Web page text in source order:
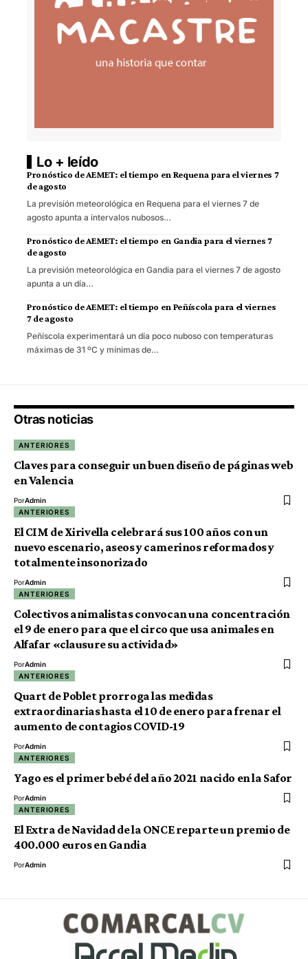
Lo + leído
Pronóstico de AEMET: el tiempo en Requena para el viernes 7
de agosto
La previsión meteorológica en Requena para el viernes 7 de
agosto apunta a intervalos nubosos…
Pronóstico de AEMET: el tiempo en Gandia para el viernes 7
de agosto
La previsión meteorológica en Gandia para el viernes 7 de agosto
apunta a un día…
Pronóstico de AEMET: el tiempo en Peñíscola para el viernes
7 de agosto
Peñíscola experimentará un día poco nuboso con temperaturas
máximas de 31 ºC y mínimas de…
Otras noticias
ANTERIORES
Claves para conseguir un buen diseño de páginas web
en Valencia
PorAdmin
ANTERIORES
El CIM de Xirivella celebrará sus 100 años con un
nuevo escenario, aseos y camerinos reformados y
totalmente insonorizado
PorAdmin
ANTERIORES
Colectivos animalistas convocan una concentración
el 9 de enero para que el circo que usa animales en
Alfafar «clausure su actividad»
PorAdmin
ANTERIORES
Quart de Poblet prorroga las medidas
extraordinarias hasta el 10 de enero para frenar el
aumento de contagios COVID-19
PorAdmin
ANTERIORES
Yago es el primer bebé del año 2021 nacido en la Safor
PorAdmin
ANTERIORES
El Extra de Navidad de la ONCE reparte un premio de
400.000 euros en Gandia
PorAdmin